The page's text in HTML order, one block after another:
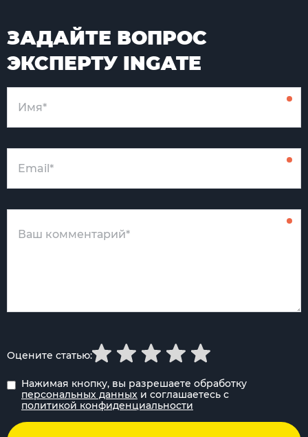
ЗАДАЙТЕ ВОПРОС
ЭКСПЕРТУ INGATE
Нажимая кнопку, вы разрешаете обработку
персональных данных и соглашаетесь с
политикой конфиденциальности
Оцените статью: